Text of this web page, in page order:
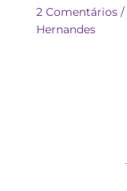
2 Comentários /
Hernandes